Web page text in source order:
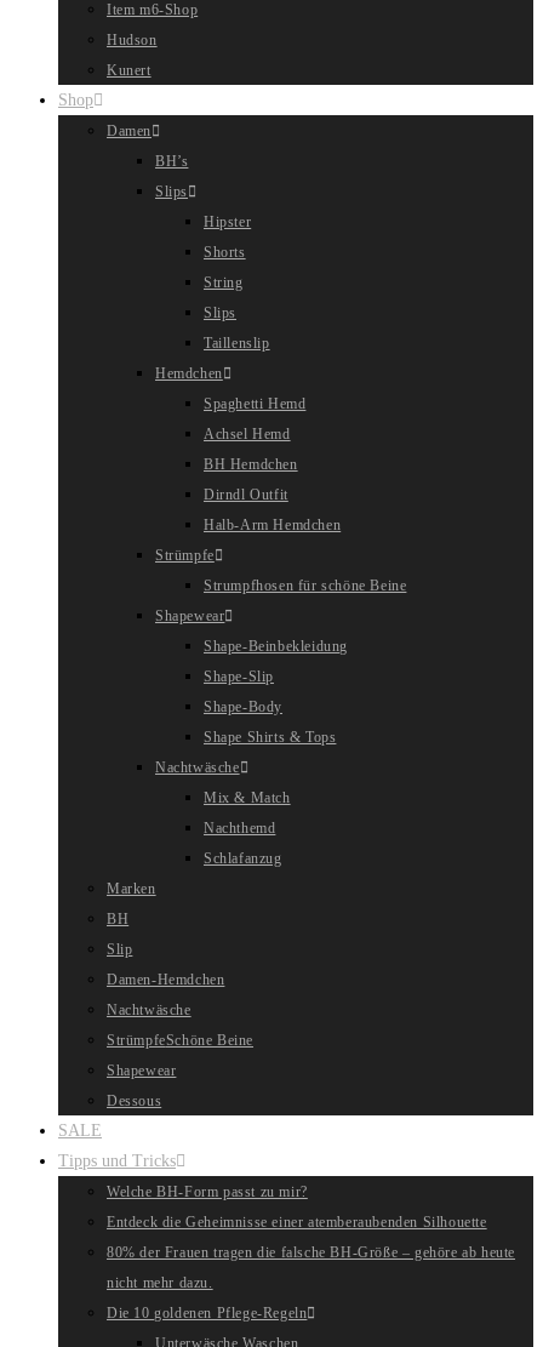
Item m6-Shop
Hudson
Kunert
Shop
Damen
BH’s
Slips
Hipster
Shorts
String
Slips
Taillenslip
Hemdchen
Spaghetti Hemd
Achsel Hemd
BH Hemdchen
Dirndl Outfit
Halb-Arm Hemdchen
Strümpfe
Strumpfhosen für schöne Beine
Shapewear
Shape-Beinbekleidung
Shape-Slip
Shape-Body
Shape Shirts & Tops
Nachtwäsche
Mix & Match
Nachthemd
Schlafanzug
Marken
BH
Slip
Damen-Hemdchen
Nachtwäsche
StrümpfeSchöne Beine
Shapewear
Dessous
SALE
Tipps und Tricks
Welche BH-Form passt zu mir?
Entdeck die Geheimnisse einer atemberaubenden Silhouette
80% der Frauen tragen die falsche BH-Größe – gehöre ab heute
nicht mehr dazu.
Die 10 goldenen Pflege-Regeln
Unterwäsche Waschen